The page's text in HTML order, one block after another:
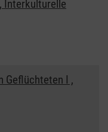
Interkulturelle
Geflüchteten I ,